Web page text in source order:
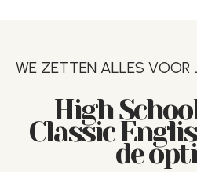
WE ZETTEN ALLES VOOR
High
Classic
de